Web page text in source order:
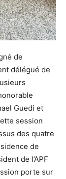
de
délégué de
Guedi et
session
des quatre
de
de l’APF
porte sur